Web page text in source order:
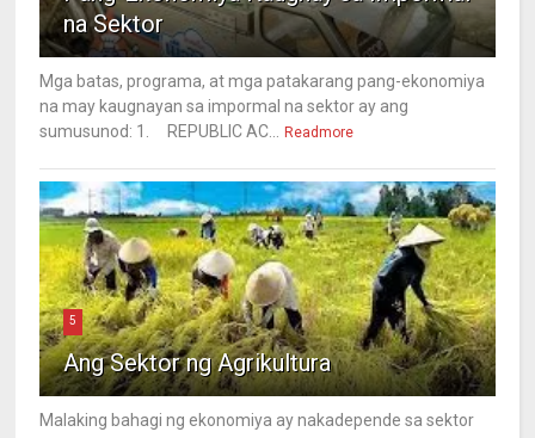
na Sektor
Mga batas, programa, at mga patakarang pang-ekonomiya
na may kaugnayan sa impormal na sektor ay ang
sumusunod: 1. REPUBLIC AC...
Readmore
5
Ang Sektor ng Agrikultura
Malaking bahagi ng ekonomiya ay nakadepende sa sektor